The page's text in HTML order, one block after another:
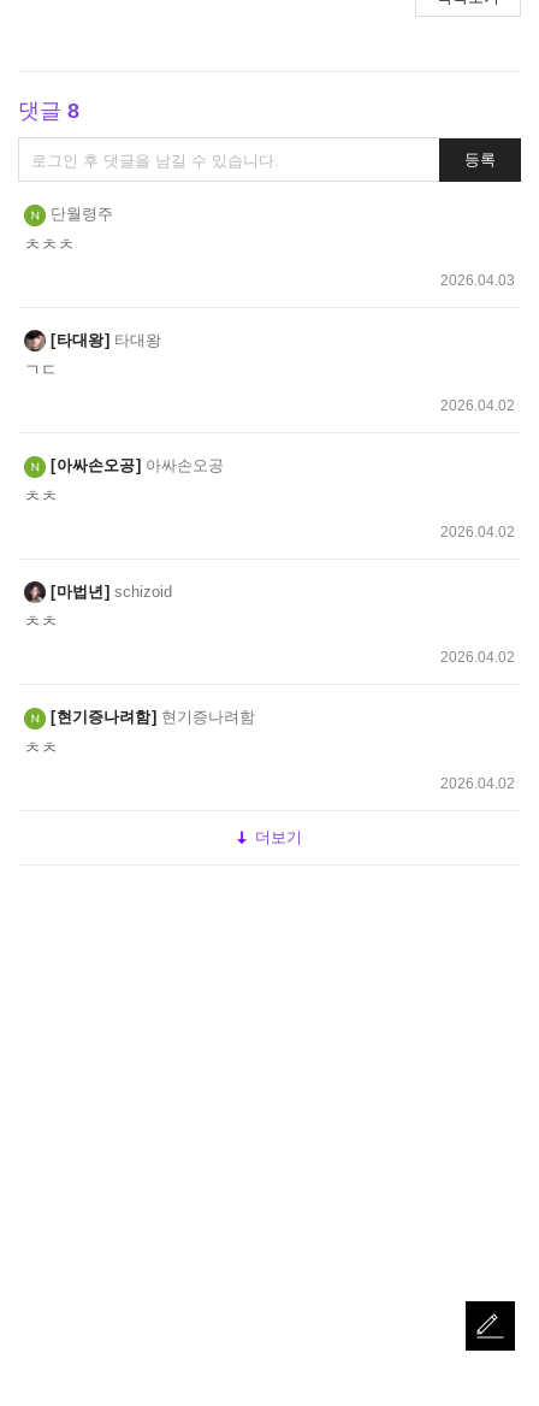
댓글 8
댓
글
쓰
기
등록
단월령주
ㅊㅊㅊ
2026.04.03
타대왕 타대왕
ㄱㄷ
2026.04.02
아싸손오공 아싸손오공
ㅊㅊ
2026.04.02
마법년 schizoid
ㅊㅊ
2026.04.02
현기증나려함 현기증나려함
ㅊㅊ
2026.04.02
더보기